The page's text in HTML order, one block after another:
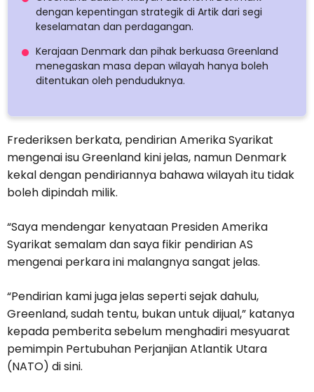
dengan kepentingan strategik di Artik dari segi
keselamatan dan perdagangan.
Kerajaan Denmark dan pihak berkuasa Greenland
menegaskan masa depan wilayah hanya boleh
ditentukan oleh penduduknya.
Frederiksen berkata, pendirian Amerika Syarikat
mengenai isu Greenland kini jelas, namun Denmark
kekal dengan pendiriannya bahawa wilayah itu tidak
boleh dipindah milik.
“Saya mendengar kenyataan Presiden Amerika
Syarikat semalam dan saya fikir pendirian AS
mengenai perkara ini malangnya sangat jelas.
“Pendirian kami juga jelas seperti sejak dahulu,
Greenland, sudah tentu, bukan untuk dijual,” katanya
kepada pemberita sebelum menghadiri mesyuarat
pemimpin Pertubuhan Perjanjian Atlantik Utara
(NATO) di sini.